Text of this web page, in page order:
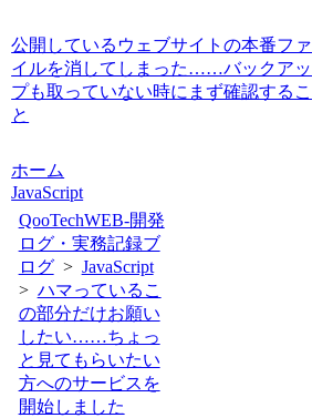
公開しているウェブサイトの本番ファ
イルを消してしまった……バックアッ
プも取っていない時にまず確認するこ
と
ホーム
JavaScript
QooTechWEB-開発
ログ・実務記録ブ
ログ> JavaScript
> ハマっているこ
の部分だけお願い
したい……ちょっ
と見てもらいたい
方へのサービスを
開始しました